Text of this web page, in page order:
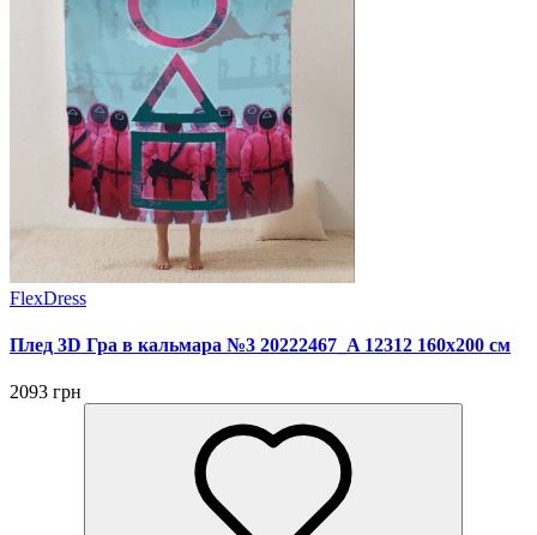
FlexDress
Плед 3D Гра в кальмара №3 20222467_A 12312 160х200 см
2093 грн